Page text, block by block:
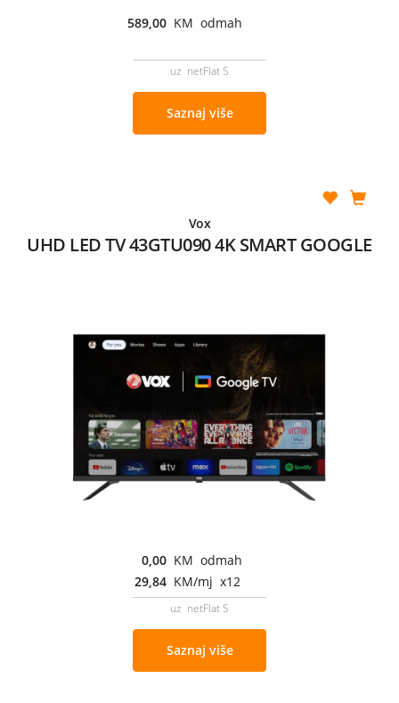
589,00 KM odmah
uz netFlat S
Saznaj više
Vox
UHD LED TV 43GTU090 4K SMART GOOGLE
0,00 KM odmah
29,84 KM/mj x12
uz netFlat S
Saznaj više